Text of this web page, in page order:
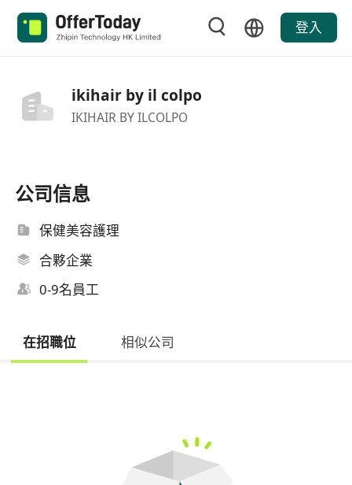
登入
ikihair by il colpo
IKIHAIR BY ILCOLPO
公司信息
保健美容護理
合夥企業
0-9名員工
在招職位 相似公司